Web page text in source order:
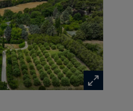
chambres.
attenante se compose
jardin d hiver,grand
a manger,bureau,suite
bureau et 3 chambres .
avec des arbres